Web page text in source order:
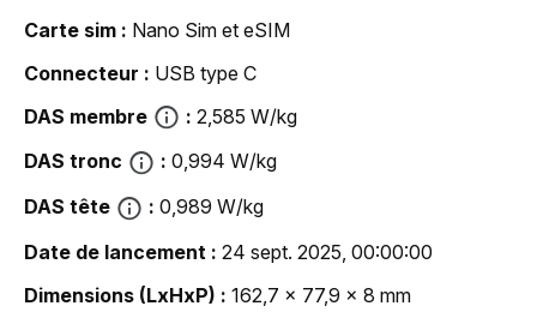
Carte sim
Nano Sim et eSIM
Connecteur
USB type C
DAS membre
2,585 W/kg
DAS tronc
0,994 W/kg
DAS tête
0,989 W/kg
Date de lancement
24 sept. 2025, 00:00:00
Dimensions (LxHxP)
162,7 x 77,9 x 8 mm